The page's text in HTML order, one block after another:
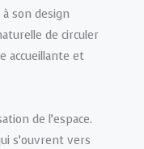
son design
de circuler
accueillante et
de l’espace.
s’ouvrent vers